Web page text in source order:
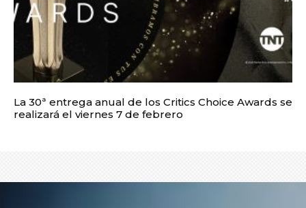
La 30ª entrega anual de los Critics Choice Awards se
realizará el viernes 7 de febrero